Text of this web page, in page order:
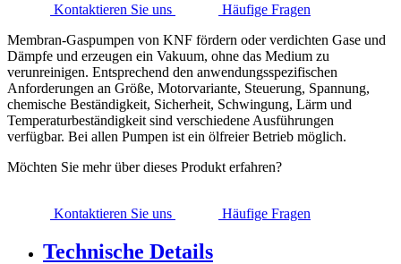
Kontaktieren Sie uns
Häufige Fragen
Membran-Gaspumpen von KNF fördern oder verdichten Gase und
Dämpfe und erzeugen ein Vakuum, ohne das Medium zu
verunreinigen. Entsprechend den anwendungsspezifischen
Anforderungen an Größe, Motorvariante, Steuerung, Spannung,
chemische Beständigkeit, Sicherheit, Schwingung, Lärm und
Temperaturbeständigkeit sind verschiedene Ausführungen
verfügbar. Bei allen Pumpen ist ein ölfreier Betrieb möglich.
Möchten Sie mehr über dieses Produkt erfahren?
Kontaktieren Sie uns Häufige Fragen
Technische Details